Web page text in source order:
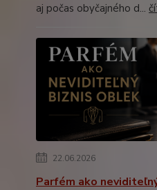
aj počas obyčajného d...
22.06.2026
Parfém ako